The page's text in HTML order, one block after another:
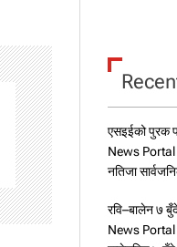
एसइईको पुरक
News
नतिजा
रवि–बालेन ७
News